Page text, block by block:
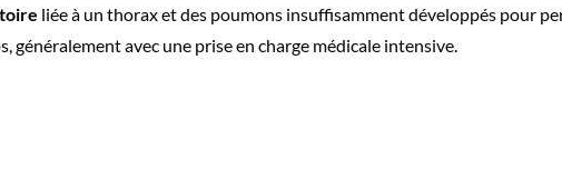
liée à un thorax et des poumons insuffisamment développés pour
avec une prise en charge médicale intensive.